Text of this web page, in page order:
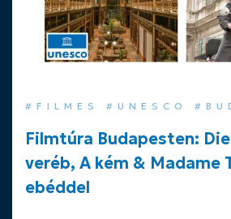
#FILMES #UNESCO
Filmtúra Budapesten:
veréb, A kém & Madame
ebéddel